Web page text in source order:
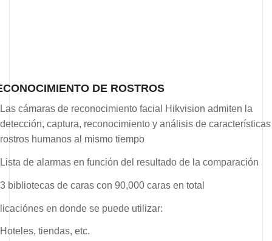
DE ROSTROS
Las cámaras de reconocimiento facial Hikvision admiten la
detección, captura, reconocimiento y análisis de
rostros humanos al mismo tiempo
Lista de alarmas en función del resultado de la comparación
3 bibliotecas de caras con 90,000 caras en total
en donde se puede utilizar:
Hoteles, tiendas, etc.